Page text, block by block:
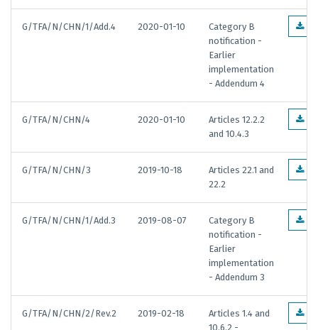
G/TFA/N/CHN/1/Add.4 2020-01-10
Category B
notification -
Earlier
implementation
- Addendum 4
G/TFA/N/CHN/4 2020-01-10
Articles 12.2.2
and 10.4.3
G/TFA/N/CHN/3 2019-10-18
Articles 22.1 and
22.2
G/TFA/N/CHN/1/Add.3 2019-08-07
Category B
notification -
Earlier
implementation
- Addendum 3
G/TFA/N/CHN/2/Rev.2 2019-02-18
Articles 1.4 and
10.6.2 -